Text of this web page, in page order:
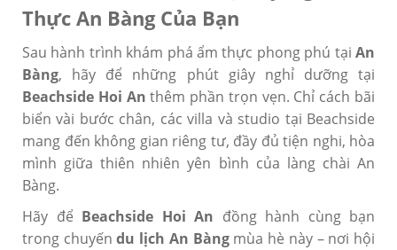
Thực An Bàng Của Bạn
Sau hành trình khám phá ẩm thực phong phú tại An
Bàng, hãy để những phút giây nghỉ dưỡng tại
Beachside Hoi An thêm phần trọn vẹn. Chỉ cách bãi
biển vài bước chân, các villa và studio tại Beachside
mang đến không gian riêng tư, đầy đủ tiện nghi, hòa
mình giữa thiên nhiên yên bình của làng chài An
Bàng.
Hãy để Beachside Hoi An đồng hành cùng bạn
trong chuyếndu lịch An Bàngmùa hè này – nơi hội